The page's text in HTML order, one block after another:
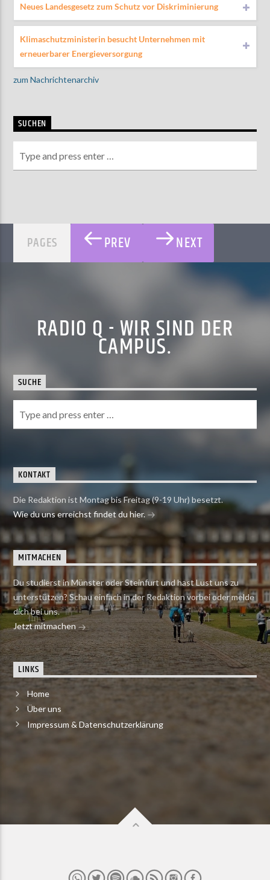
Neues Landesgesetz zum Schutz vor Diskriminierung
Klimaschutzministerin besucht Unternehmen mit
erneuerbarer Energieversorgung
zum Nachrichtenarchiv
SUCHEN
PAGES PREV NEXT
RADIO Q - WIR SIND DER
CAMPUS.
SUCHE
KONTAKT
Die Redaktion ist Montag bis Freitag (9-19 Uhr) besetzt.
Wie du uns erreichst findet du hier.
MITMACHEN
Du studierst in Münster oder Steinfurt und hast Lust uns zu
unterstützen? Schau einfach in der Redaktion vorbei oder melde
dich bei uns.
Jetzt mitmachen
LINKS
Home
Über uns
Impressum & Datenschutzerklärung